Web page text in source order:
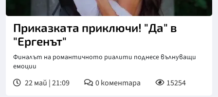
Снимка: bTV
Приказката приключи! "Да" в
"Ергенът"
Финалът на романтичното риалити поднесе вълнуващи
емоции
22 май | 21:09 0коментара 15254